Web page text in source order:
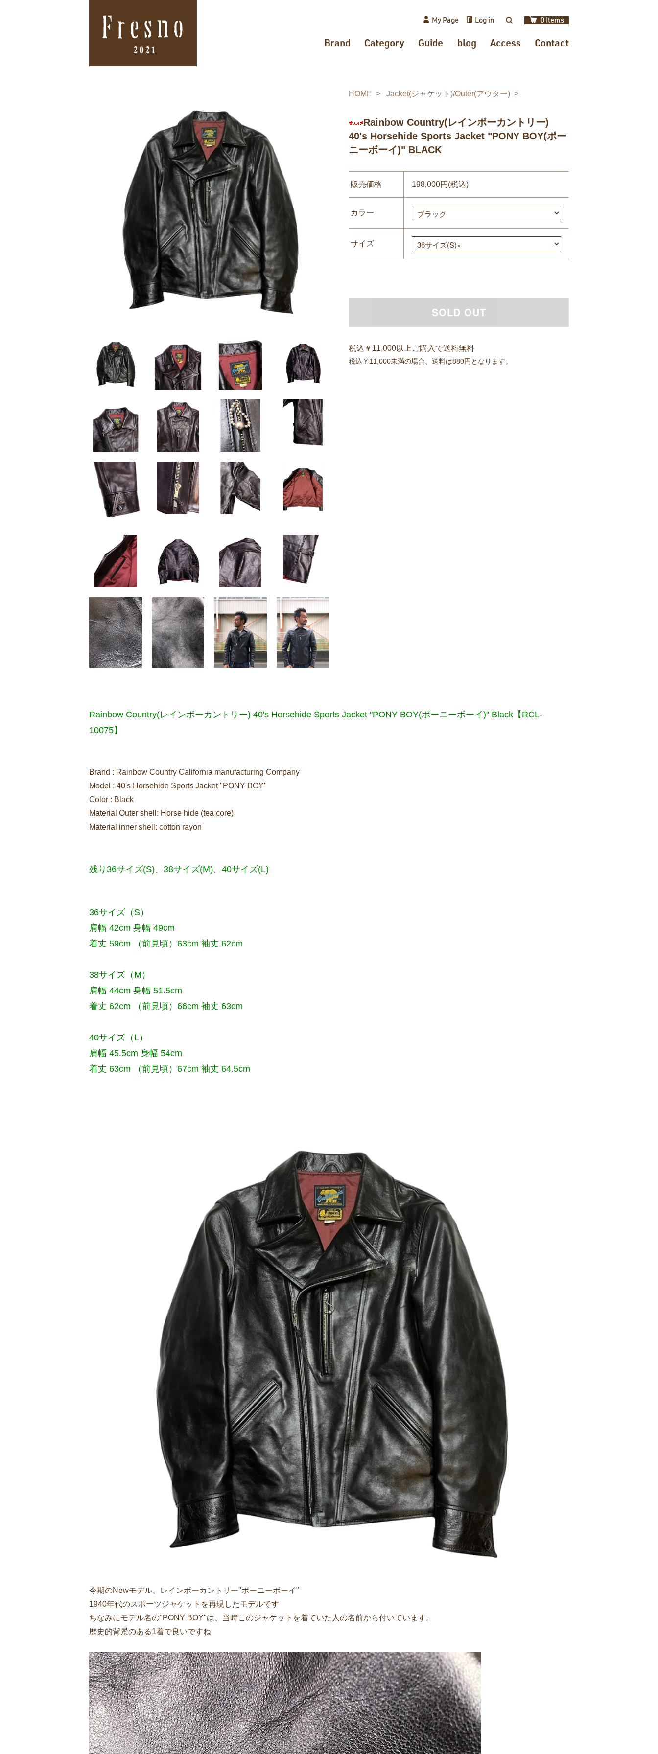
My Page Log in 0 Items
Brand Category Guide blog Access Contact
HOME Jacket(ジャケット)/Outer(アウター)
Rainbow Country(レインボーカントリー)
40's Horsehide Sports Jacket "PONY BOY(ポー
ニーボーイ)" BLACK
販売価格 198,000円(税込)
カラー
サイズ
SOLD OUT
税込￥11,000以上ご購入で送料無料
税込￥11,000未満の場合、送料は880円となります。
Rainbow Country(レインボーカントリー) 40's Horsehide Sports Jacket "PONY BOY(ポーニーボーイ)" Black【RCL-
10075】
Brand : Rainbow Country California manufacturing Company
Model : 40's Horsehide Sports Jacket "PONY BOY"
Color : Black
Material Outer shell: Horse hide (tea core)
Material inner shell: cotton rayon
残り 36サイズ(S)、 38サイズ(M)、40サイズ(L)
36サイズ（S）
肩幅 42cm 身幅 49cm
着丈 59cm （前見頃）63cm 袖丈 62cm
38サイズ（M）
肩幅 44cm 身幅 51.5cm
着丈 62cm （前見頃）66cm 袖丈 63cm
40サイズ（L）
肩幅 45.5cm 身幅 54cm
着丈 63cm （前見頃）67cm 袖丈 64.5cm
今期のNewモデル、レインボーカントリー"ポーニーボーイ"
1940年代のスポーツジャケットを再現したモデルです
ちなみにモデル名の"PONY BOY"は、当時このジャケットを着ていた人の名前から付いています。
歴史的背景のある1着で良いですね